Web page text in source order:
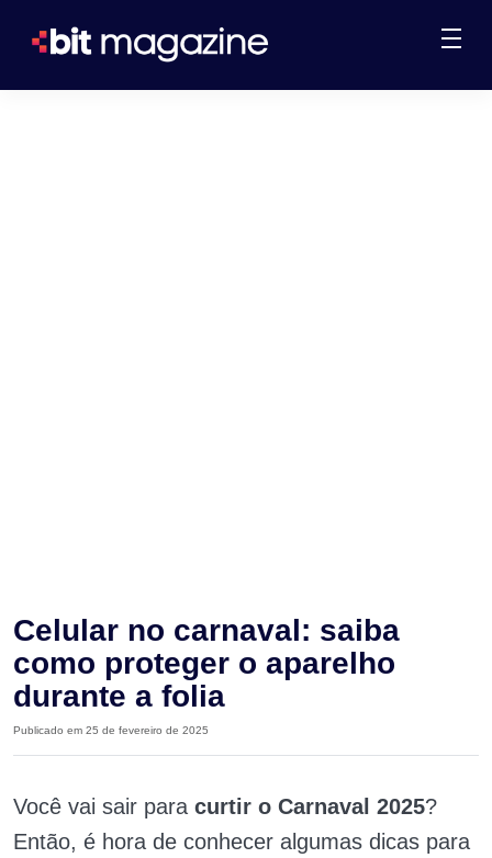
Celular no carnaval: saiba
como proteger o aparelho
durante a folia
Publicado em 25 de fevereiro de 2025
Você vai sair para curtir o Carnaval 2025?
Então, é hora de conhecer algumas dicas para